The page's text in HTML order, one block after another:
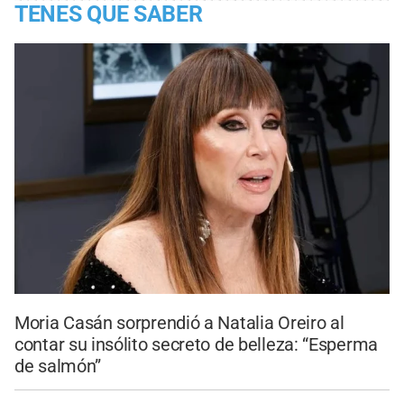
TENES QUE SABER
Moria Casán sorprendió a Natalia Oreiro al
contar su insólito secreto de belleza: “Esperma
de salmón”